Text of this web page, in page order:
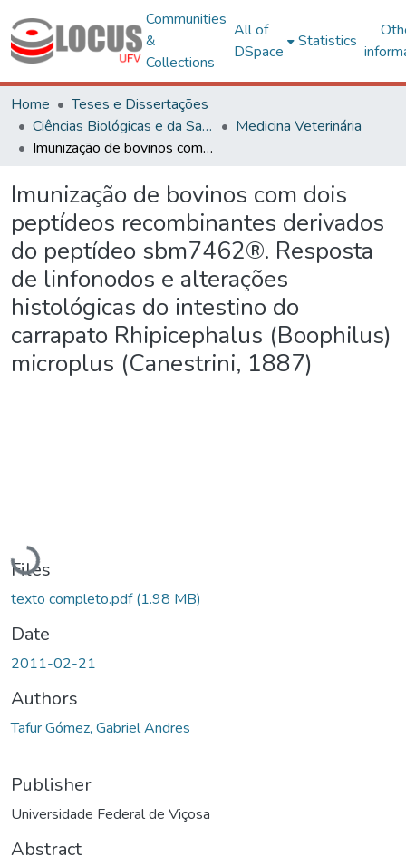
Communities
&
Collections
All of
DSpace
Statistics
Home
Teses e Dissertações
Ciências Biológicas e da Saúde
Medicina Veterinária
Imunização de bovinos com dois peptídeos recombinantes derivados do peptídeo sbm7462®. Resposta de linfonodos e alterações histológicas do intestino do carrapato Rhipicephalus (Boophilus) microplus (Canestrini, 1887)
Imunização de bovinos com dois
peptídeos recombinantes derivados
do peptídeo sbm7462®. Resposta
de linfonodos e alterações
histológicas do intestino do
carrapato Rhipicephalus (Boophilus)
microplus (Canestrini, 1887)
Loading...
Files
texto completo.pdf(1.98 MB)
Date
2011-02-21
Authors
Tafur Gómez, Gabriel Andres
Publisher
Universidade Federal de Viçosa
Abstract